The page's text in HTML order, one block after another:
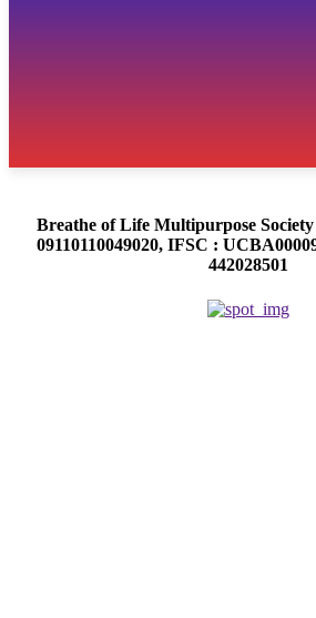
Breathe of Life Multipurpose
09110110049020, IFSC :
442028501